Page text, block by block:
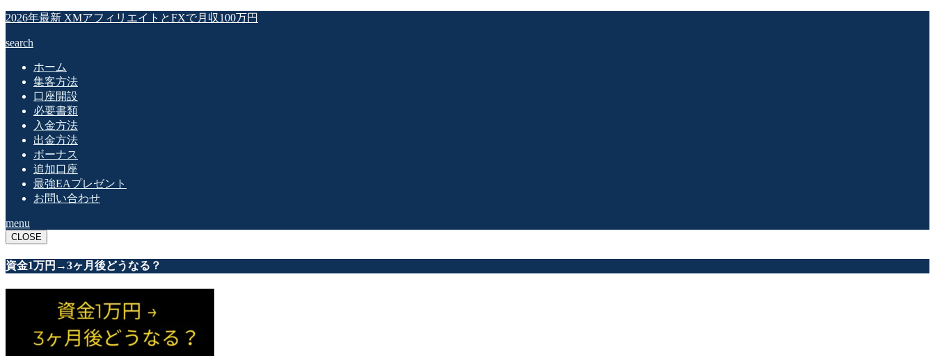
2026年最新 XMアフィリエイトとFXで月収100万円
search
ホーム
集客方法
口座開設
必要書類
入金方法
出金方法
ボーナス
追加口座
最強EAプレゼント
お問い合わせ
menu
CLOSE
資金1万円→3ヶ月後どうなる？